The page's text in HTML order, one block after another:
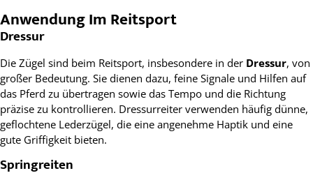
Anwendung Im Reitsport
Dressur
Die Zügel sind beim Reitsport, insbesondere in der Dressur, von
großer Bedeutung. Sie dienen dazu, feine Signale und Hilfen auf
das Pferd zu übertragen sowie das Tempo und die Richtung
präzise zu kontrollieren. Dressurreiter verwenden häufig dünne,
geflochtene Lederzügel, die eine angenehme Haptik und eine
gute Griffigkeit bieten.
Springreiten